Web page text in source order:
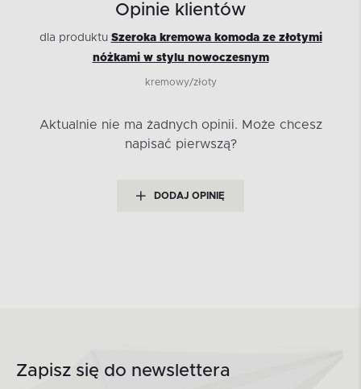
Opinie klientów
dla produktu Szeroka kremowa komoda ze złotymi
nóżkami w stylu nowoczesnym
kremowy/złoty
Aktualnie nie ma żadnych opinii. Może chcesz
napisać pierwszą?
DODAJ OPINIĘ
Zapisz się do newslettera